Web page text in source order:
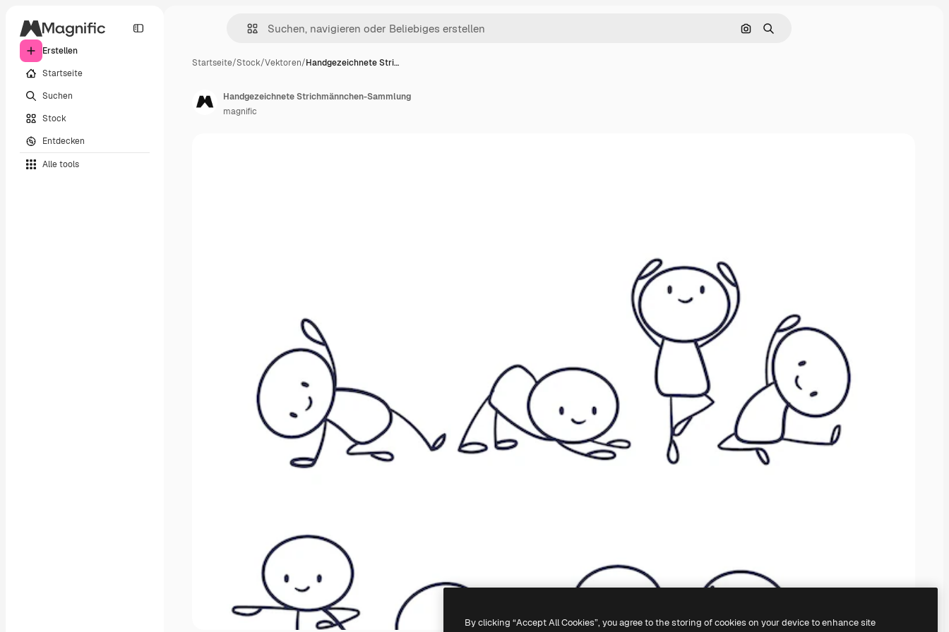
Erstellen
Startseite
Suchen
Stock
Entdecken
Alle tools
Nach Bild suchen
Suchen
Startseite/Stock/Vektoren/Handgezeichnete Stri…
Handgezeichnete Strichmännchen-Sammlung
magnific
By clicking “Accept All Cookies”, you agree to the storing of cookies on your device to enhance site